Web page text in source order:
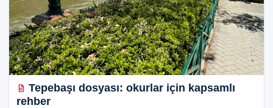
Tepebaşı dosyası: okurlar için kapsamlı
rehber